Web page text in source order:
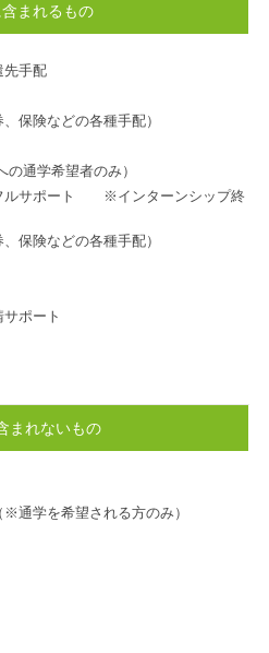
まれるもの
先手配
保険などの各種手配）
通学希望者のみ）
ルサポート ※インターンシップ終
保険などの各種手配）
ポート
まれないもの
通学を希望される方のみ）